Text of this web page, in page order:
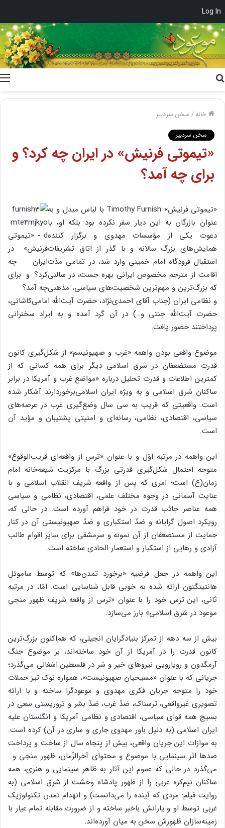
Log In
خانه/سخن سردبیر
سخن سردبیر
«تیموتی فرنیش» در ایران چه کرد؟ و
برای چه آمد؟‌
«تیموتی فرنیش» Timothy Furnish با لباس مبدل و به
عنوان بازرگان به این دیار سفر نکرده بود بلکه او، با
دعوت یکی از مؤسسات مهدوی و برگزار کننده
همایش‌های بزرگ سالانه و با گذر از اتاق تشریفات
استقبال فرودگاه امام خمینی وارد شد، در تمامی مدّت
اقامت از مترجم مخصوص ایرانی بهره جست، در سالنی
که بزرگ‌ترین و مهم‌ترین شخصیت‌های سیاسی، مذهبی
و نظامی ایران (جناب آقای احمدی‌نژاد، حضرت آیت‌الله امامی‌کاشانی،
حضرت آیت‌الله جنتی و…) در آن گرد آمده و به ایراد سخنرانی
پرداختند حضور یافت.
موضوع واقعی بودن واهمه «غرب و صهیونیسم» از شکل‌گیری کانون
قدرت مستضعفان در شرق اسلامی دیگر برای همه کسانی که از
کمترین اطلاعات و قدرت تحلیل درباره «مواضع غرب و آمریکا در برابر
ساکنان شرق اسلامی و به ویژه ایران اسلامی‌برخوردارند آشکار شده
است. واقعیتی که قریب به سی سال وضع‌گیری غرب در عرصه‌های
سیاسی، اقتصادی، نظامی، رسانه‌ای و امنیتی پشتیبان و مؤید آن
است.
این واهمه در مرتبه اوّل و با عنوان «ترس از واقعه‌ای قریب‌الوقوع»
متوجه احتمال شکل‌گیری قدرتی بزرگ با مرکزیت شیعه‌خانه امام
زمان(ع) است؛ امری که پس از واقعه شریف انقلاب اسلامی و با
عنایت آسمانی در وجوه مختلف علمی، اقتصادی، نظامی و سیاسی
همه عناصر جاذب قدرت در خود فراهم آورده است. در حالی که،
رویکرد اصول گرایانه و ضدّ استکباری و ضدّ صهیونیستی آن در کنار
حمایت از مستضعفان از آن نمونه و سرمشقی برای سایر اقوام طالب
آزادی و رهایی از استکبار و استعمار الحادی ساخته است.
این واهمه در جعل فرضیه «برخورد تمدن‌ها» که توسط ساموئل
هانتینگتون ارائه شده به خوبی قابل شناسایی است. امّا، در مرتبه
ثانی، این ترس خود را با عنوان «ترس از واقعه شریف ظهور منجی
موعود در شرق اسلامی» بارز می‌سازد.
بیش از سه دهه از تمرکز بنیادگرایان انجیلی، که هم‌اکنون بزرگ‌ترین
کانون قدرت را در آمریکا از آن خود ساخته‌اند، بر موضوع جنگ
آرمگدون و رویارویی نیروهای خیر و شر در فلسطین اشغالی می‌گذرد؛
جریانی که با عنوان «مسیحیان صهیونیست»، همواره نوک تیز حملات
خود را متوجه جریان فکری مهدوی و موعودگرا ساخته و با ارائه
تصویری غیرواقعی، ترسناک، ضدّ غرب، ضدّ بشر و تروریستی سعی در
بسیج همه قوای سیاسی، اقتصادی و نظامی آمریکا و انگلستان علیه
ایران اسلامی (به دلیل باور مهدوی جاری و ساری در آن) کرده است.
به موازات این جریان واقعی، بیش از پنجاه سال از ساخت و پرداخت
صدها اثر سینمایی با موضوع و محتوای آخرالزّمان، ظهور منجی و…
می‌گذرد در حالی که عموم این آثار به ظاهر سینمایی و هنری، همه
ساکنان نیم‌کره غربی را از ظهور پادشاه وحشت از شرق اسلامی (به
روایت فیلم: مردی که آینده را می‌دانست) و انهدام تمدن تکنولوژیک
غربی توسط او و یارانش باخبر ساخته و از ضرورت مقابله تمام عیار با
زمینه‌سازان ظهورش سخن به میان آورده‌اند.